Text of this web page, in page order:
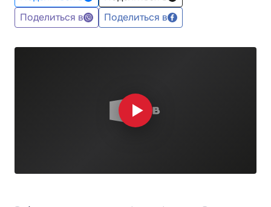
Поделиться в
Поделиться в